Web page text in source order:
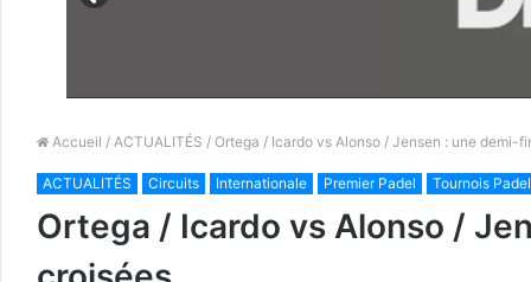
Accueil / ACTUALITÉS / Ortega / Icardo vs Alonso / Jensen : une demi-
ACTUALITÉS Circuits Internationale Premier Padel Tournois Padel
Ortega / Icardo vs Alonso /